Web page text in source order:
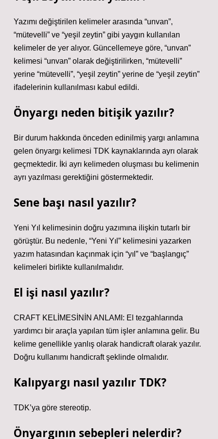
Yazımı değiştirilen kelimeler arasında “unvan”,
“mütevelli” ve “yeşil zeytin” gibi yaygın kullanılan
kelimeler de yer alıyor. Güncellemeye göre, “unvan”
kelimesi “unvan” olarak değiştirilirken, “mütevelli”
yerine “mütevelli”, “yeşil zeytin” yerine de “yeşil zeytin”
ifadelerinin kullanılması kabul edildi.
Önyargı neden bitişik yazılır?
Bir durum hakkında önceden edinilmiş yargı anlamına
gelen önyargı kelimesi TDK kaynaklarında ayrı olarak
geçmektedir. İki ayrı kelimeden oluşması bu kelimenin
ayrı yazılması gerektiğini göstermektedir.
Sene başı nasıl yazılır?
Yeni Yıl kelimesinin doğru yazımına ilişkin tutarlı bir
görüştür. Bu nedenle, “Yeni Yıl” kelimesini yazarken
yazım hatasından kaçınmak için “yıl” ve “başlangıç”
kelimeleri birlikte kullanılmalıdır.
El işi nasıl yazılır?
CRAFT KELİMESİNİN ANLAMI: El tezgahlarında
yardımcı bir araçla yapılan tüm işler anlamına gelir. Bu
kelime genellikle yanlış olarak handicraft olarak yazılır.
Doğru kullanımı handicraft şeklinde olmalıdır.
Kalıpyargı nasıl yazılır TDK?
TDK’ya göre stereotip.
Önyargının sebepleri nelerdir?